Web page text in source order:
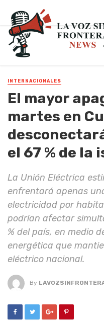
INTERNACIONALES
El mayor
martes en
el 67 % de la
La Unión Eléctrica
enfrentará apenas
electricidad por
podrían afectar
% del país, en medio
energética que
eléctrico nacional.
By